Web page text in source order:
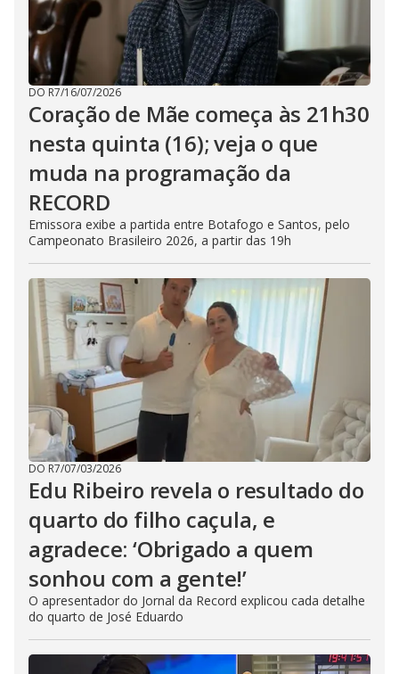
DO R7/16/07/2026
Coração de Mãe começa às 21h30
nesta quinta (16); veja o que
muda na programação da
RECORD
Emissora exibe a partida entre Botafogo e Santos, pelo
Campeonato Brasileiro 2026, a partir das 19h
DO R7/07/03/2026
Edu Ribeiro revela o resultado do
quarto do filho caçula, e
agradece: ‘Obrigado a quem
sonhou com a gente!’
O apresentador do Jornal da Record explicou cada detalhe
do quarto de José Eduardo